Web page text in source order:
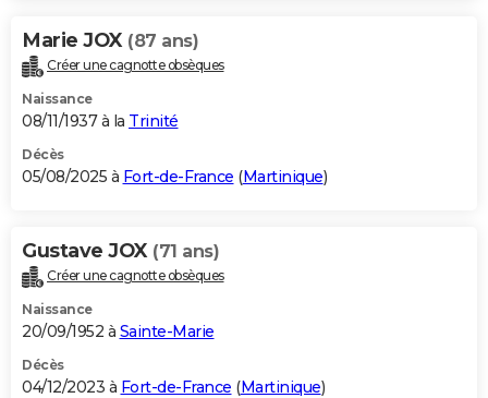
Carte de Noël
Carte Bonne année
Carte Saint-Valentin
Carte Pâques
Carte d'anniversaire
DICTIONNAIRE
Dictionnaire
Biographies
Citations
Expressions
Proverbes
PROGRAMME TV
S'inscrire
Se connecter
Lycées
Collèges
Primaires
Universités
Entreprises
Service militaire
Avis de recherche
AVIS DE DÉCÈS
Bricolage
Lifestyle
Culture
Sport
Auto
Television
Voyage
Cinema
Marie JOX (87 ans)
Créer une cagnotte obsèques
Naissance
08/11/1937 à la Trinité
Décès
05/08/2025 à Fort-de-France (Martinique)
Gustave JOX (71 ans)
Créer une cagnotte obsèques
Naissance
20/09/1952 à Sainte-Marie
Décès
04/12/2023 à Fort-de-France (Martinique)